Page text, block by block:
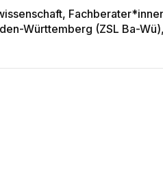
Württemberg (ZSL Ba-